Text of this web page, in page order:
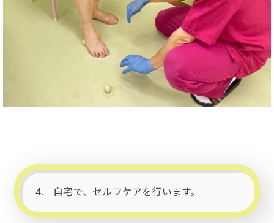
4. 自宅で、セルフケアを行います。